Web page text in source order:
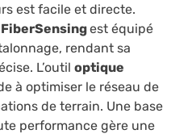
est facile et directe.
FiberSensingest équipé
rendant sa
L’outil optique
à optimiser le réseau de
de terrain. Une base
performance gère une